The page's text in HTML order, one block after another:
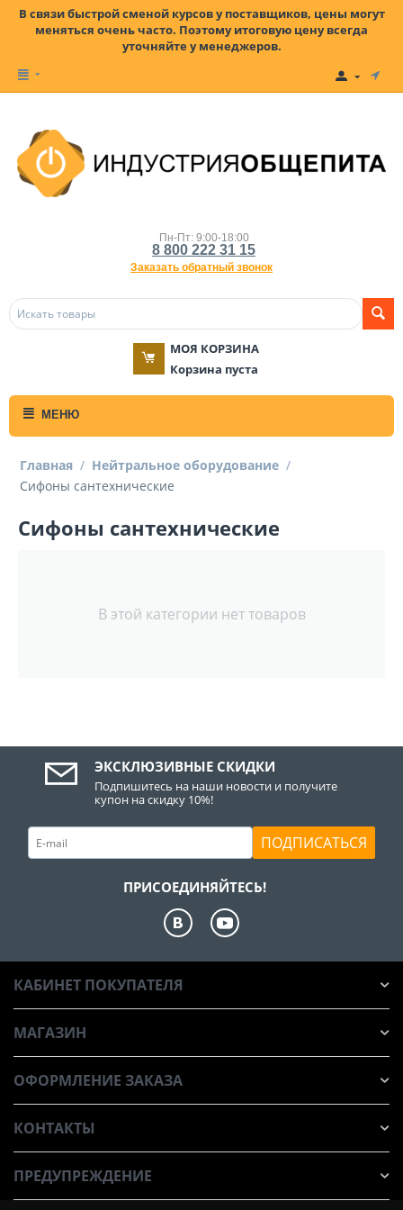
В связи быстрой сменой курсов у поставщиков, цены могут
меняться очень часто. Поэтому итоговую цену всегда
уточняйте у менеджеров.
Пн-Пт: 9:00-18:00
8 800 222 31 15
Заказать обратный звонок
МОЯ КОРЗИНА
Корзина пуста
МЕНЮ
Главная / Нейтральное оборудование /
Сифоны сантехнические
Сифоны сантехнические
В этой категории нет товаров
ЭКСКЛЮЗИВНЫЕ СКИДКИ
Подпишитесь на наши новости и получите
купон на скидку 10%!
ПОДПИСАТЬСЯ
ПРИСОЕДИНЯЙТЕСЬ!
КАБИНЕТ ПОКУПАТЕЛЯ
МАГАЗИН
ОФОРМЛЕНИЕ ЗАКАЗА
КОНТАКТЫ
ПРЕДУПРЕЖДЕНИЕ